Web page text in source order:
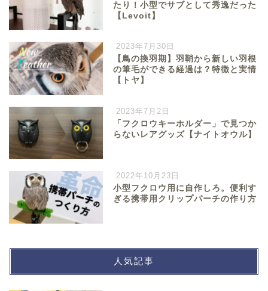
たり！小型でサブとして秀逸だった
【Levoit】
2023年7月30日
【鳥の換羽期】羽鞘から新しい羽根
の筆毛ができる経過は？特徴と実情
【トヤ】
2023年7月2日
「フクロウキーホルダー」で見つか
らないレアグッズ【ナイトオウル】
2022年10月23日
小型フクロウ用に自作しろ。便利す
ぎる携帯用クリップパーチの作り方
人気記事